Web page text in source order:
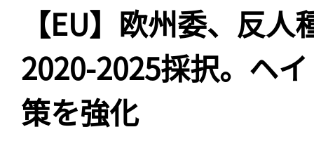
【EU】欧州委、反
2020-2025採択。ヘ
策を強化